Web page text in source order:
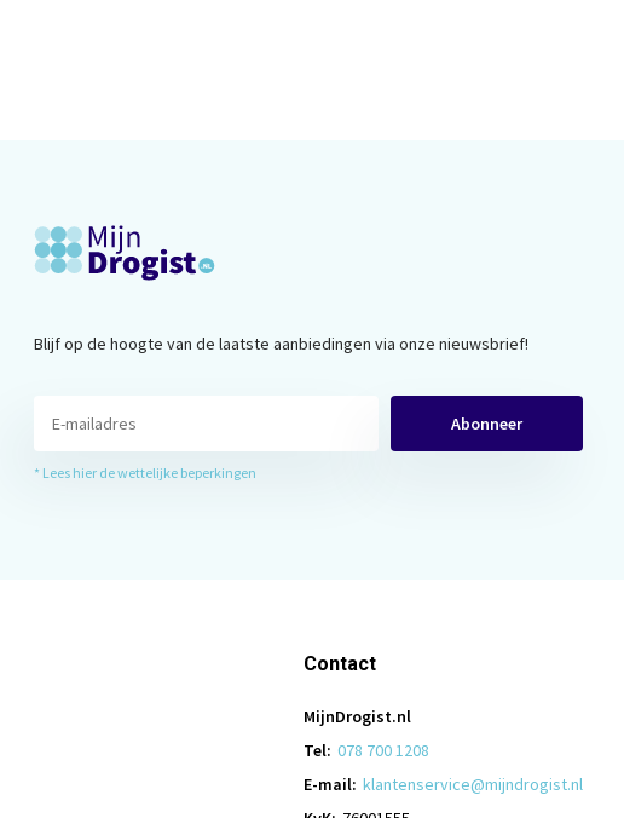
Blijf op de hoogte van de laatste aanbiedingen via onze nieuwsbrief!
Abonneer
* Lees hier de wettelijke beperkingen
Contact
MijnDrogist.nl
Tel: 078 700 1208
E-mail: klantenservice@mijndrogist.nl